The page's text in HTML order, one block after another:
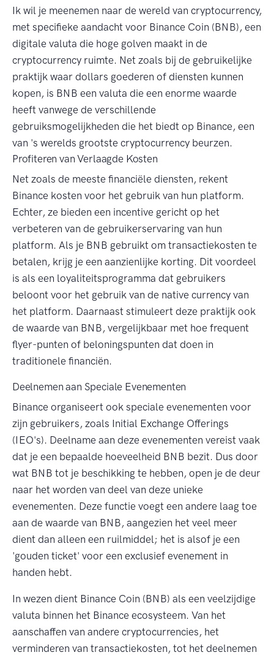
Ik wil je meenemen naar de wereld van cryptocurrency,
met specifieke aandacht voor Binance Coin (BNB), een
digitale valuta die hoge golven maakt in de
cryptocurrency ruimte. Net zoals bij de gebruikelijke
praktijk waar dollars goederen of diensten kunnen
kopen, is BNB een valuta die een enorme waarde
heeft vanwege de verschillende
gebruiksmogelijkheden die het biedt op Binance, een
van 's werelds grootste cryptocurrency beurzen.
Profiteren van Verlaagde Kosten
Net zoals de meeste financiële diensten, rekent
Binance kosten voor het gebruik van hun platform.
Echter, ze bieden een incentive gericht op het
verbeteren van de gebruikerservaring van hun
platform. Als je BNB gebruikt om transactiekosten te
betalen, krijg je een aanzienlijke korting. Dit voordeel
is als een loyaliteitsprogramma dat gebruikers
beloont voor het gebruik van de native currency van
het platform. Daarnaast stimuleert deze praktijk ook
de waarde van BNB, vergelijkbaar met hoe frequent
flyer-punten of beloningspunten dat doen in
traditionele financiën.
Deelnemen aan Speciale Evenementen
Binance organiseert ook speciale evenementen voor
zijn gebruikers, zoals Initial Exchange Offerings
(IEO's). Deelname aan deze evenementen vereist vaak
dat je een bepaalde hoeveelheid BNB bezit. Dus door
wat BNB tot je beschikking te hebben, open je de deur
naar het worden van deel van deze unieke
evenementen. Deze functie voegt een andere laag toe
aan de waarde van BNB, aangezien het veel meer
dient dan alleen een ruilmiddel; het is alsof je een
'gouden ticket' voor een exclusief evenement in
handen hebt.
In wezen dient Binance Coin (BNB) als een veelzijdige
valuta binnen het Binance ecosysteem. Van het
aanschaffen van andere cryptocurrencies, het
verminderen van transactiekosten, tot het deelnemen